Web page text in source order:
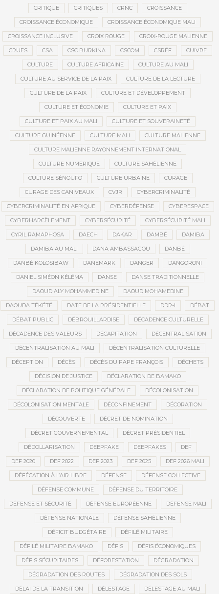
CRITIQUE CRITIQUES CRNC CROISSANCE
CROISSANCE ÉCONOMIQUE CROISSANCE ÉCONOMIQUE MALI
CROISSANCE INCLUSIVE CROIX ROUGE CROIX-ROUGE MALIENNE
CRUES CSA CSC BURKINA CSCOM CSRÉF CUIVRE
CULTURE CULTURE AFRICAINE CULTURE AU MALI
CULTURE AU SERVICE DE LA PAIX CULTURE DE LA LECTURE
CULTURE DE LA PAIX CULTURE ET DÉVELOPPEMENT
CULTURE ET ÉCONOMIE CULTURE ET PAIX
CULTURE ET PAIX AU MALI CULTURE ET SOUVERAINETÉ
CULTURE GUINÉENNE CULTURE MALI CULTURE MALIENNE
CULTURE MALIENNE RAYONNEMENT INTERNATIONAL
CULTURE NUMÉRIQUE CULTURE SAHÉLIENNE
CULTURE SÉNOUFO CULTURE URBAINE CURAGE
CURAGE DES CANIVEAUX CVJR CYBERCRIMINALITÉ
CYBERCRIMINALITÉ EN AFRIQUE CYBERDÉFENSE CYBERESPACE
CYBERHARCÈLEMENT CYBERSÉCURITÉ CYBERSÉCURITÉ MALI
CYRIL RAMAPHOSA DAECH DAKAR DAMBÉ DAMIBA
DAMIBA AU MALI DANA AMBASSAGOU DANBÉ
DANBÉ KOLOSIBAW DANEMARK DANGER DANGORONI
DANIEL SIMÉON KÉLÉMA DANSE DANSE TRADITIONNELLE
DAOUD ALY MOHAMMEDINE DAOUD MOHAMEDINE
DAOUDA TÉKÉTÉ DATE DE LA PRÉSIDENTIELLE DDR-I DÉBAT
DÉBAT PUBLIC DÉBROUILLARDISE DÉCADENCE CULTURELLE
DÉCADENCE DES VALEURS DÉCAPITATION DÉCENTRALISATION
DÉCENTRALISATION AU MALI DÉCENTRALISATION CULTURELLE
DÉCEPTION DÉCÈS DÉCÈS DU PAPE FRANÇOIS DÉCHETS
DÉCISION DE JUSTICE DÉCLARATION DE BAMAKO
DÉCLARATION DE POLITIQUE GÉNÉRALE DÉCOLONISATION
DÉCOLONISATION MENTALE DÉCONFINEMENT DÉCORATION
DÉCOUVERTE DÉCRET DE NOMINATION
DÉCRET GOUVERNEMENTAL DÉCRET PRÉSIDENTIEL
DÉDOLLARISATION DEEPFAKE DEEPFAKES DEF
DEF 2020 DEF 2022 DEF 2023 DEF 2025 DEF 2026 MALI
DÉFÉCATION À L’AIR LIBRE DÉFENSE DÉFENSE COLLECTIVE
DÉFENSE COMMUNE DÉFENSE DU TERRITOIRE
DÉFENSE ET SÉCURITÉ DÉFENSE EUROPÉENNE DÉFENSE MALI
DÉFENSE NATIONALE DÉFENSE SAHÉLIENNE
DÉFICIT BUDGÉTAIRE DÉFILÉ MILITAIRE
DÉFILÉ MILITAIRE BAMAKO DÉFIS DÉFIS ÉCONOMIQUES
DÉFIS SÉCURITAIRES DÉFORESTATION DÉGRADATION
DÉGRADATION DES ROUTES DÉGRADATION DES SOLS
DÉLAI DE LA TRANSITION DÉLESTAGE DÉLESTAGE AU MALI